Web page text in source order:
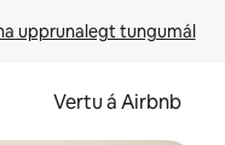
upprunalegt tungumál
Vertu á Airbnb